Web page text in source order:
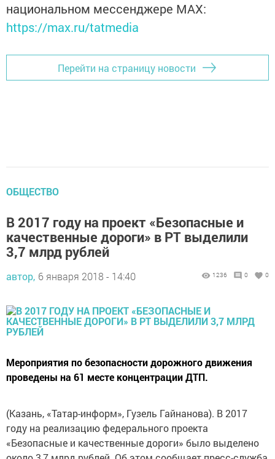
национальном мессенджере MАХ:
https://max.ru/tatmedia
Перейти на страницу новости
ОБЩЕСТВО
В 2017 году на проект «Безопасные и
качественные дороги» в РТ выделили
3,7 млрд рублей
автор, 6 января 2018 - 14:40 1236 0 0
Мероприятия по безопасности дорожного движения
проведены на 61 месте концентрации ДТП.
(Казань, «Татар-информ», Гузель Гайнанова). В 2017
году на реализацию федерального проекта
«Безопасные и качественные дороги» было выделено